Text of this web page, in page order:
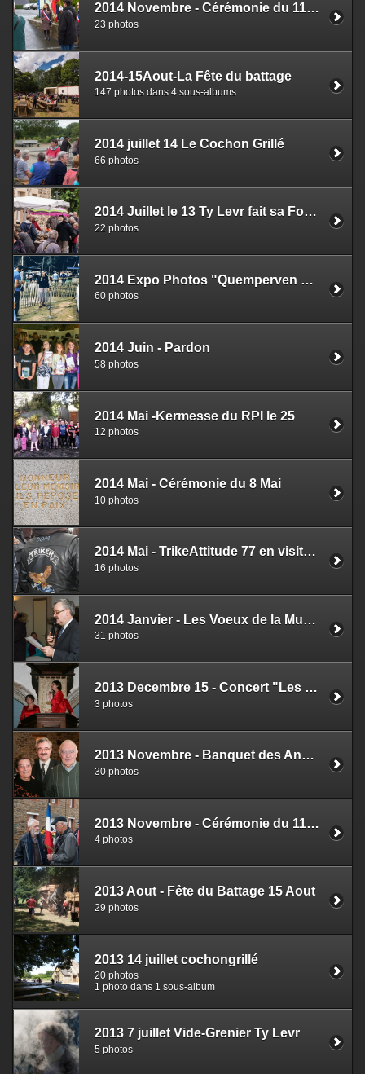
2014 Novembre - Cérémonie du 11 Novembre
23 photos
2014-15Aout-La Fête du battage
147 photos dans 4 sous-albums
2014 juillet 14 Le Cochon Grillé
66 photos
2014 Juillet le 13 Ty Levr fait sa Foire à Tout
22 photos
2014 Expo Photos "Quemperven au siècle dernier"
60 photos
2014 Juin - Pardon
58 photos
2014 Mai -Kermesse du RPI le 25
12 photos
2014 Mai - Cérémonie du 8 Mai
10 photos
2014 Mai - TrikeAttitude 77 en visite à Quemperven
16 photos
2014 Janvier - Les Voeux de la Municipalité
31 photos
2013 Decembre 15 - Concert "Les Voix d'Elles" à l'église
3 photos
2013 Novembre - Banquet des Anciens
30 photos
2013 Novembre - Cérémonie du 11 Novembre
4 photos
2013 Aout - Fête du Battage 15 Aout
29 photos
2013 14 juillet cochongrillé
20 photos
1 photo dans 1 sous-album
2013 7 juillet Vide-Grenier Ty Levr
5 photos